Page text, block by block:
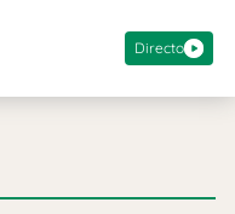
Directo